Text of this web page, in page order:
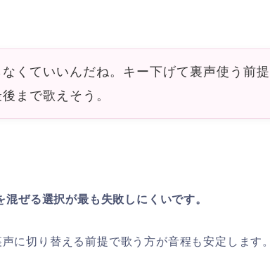
くていいんだね。キー下げて裏声使う前提
まで歌えそう。
ぜる選択が最も失敗しにくいです。
に切り替える前提で歌う方が音程も安定します。